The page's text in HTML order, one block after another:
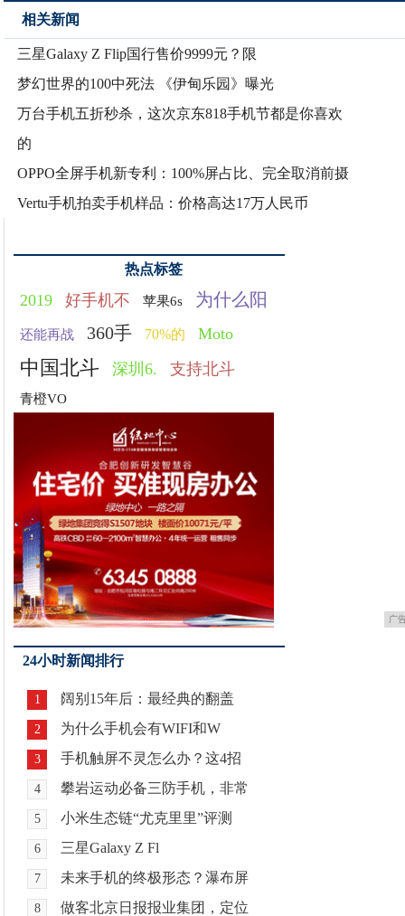
相关新闻
三星Galaxy Z Flip国行售价9999元？限
梦幻世界的100中死法 《伊甸乐园》曝光
万台手机五折秒杀，这次京东818手机节都是你喜欢
的
OPPO全屏手机新专利：100%屏占比、完全取消前摄
Vertu手机拍卖手机样品：价格高达17万人民币
热点标签
2019 好手机不 苹果6s 为什么阳
还能再战 360手 70%的 Moto
中国北斗 深圳6. 支持北斗
青橙VO
广
24小时新闻排行
1 阔别15年后：最经典的翻盖
2 为什么手机会有WIFI和W
3 手机触屏不灵怎么办？这4招
4 攀岩运动必备三防手机，非常
5 小米生态链“尤克里里”评测
6 三星Galaxy Z Fl
7 未来手机的终极形态？瀑布屏
8 做客北京日报报业集团，定位